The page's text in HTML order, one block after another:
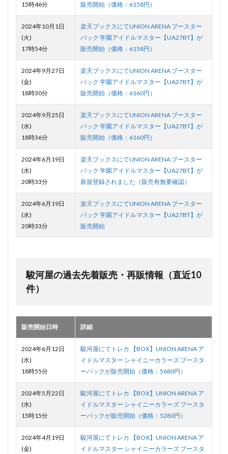
15時46分
販売開始（価格：6158円）
2024年10月1日
(火)
17時54分
楽天ブックスにてUNION ARENA ブースター
パック 学園アイドルマスター【UA27BT】が
販売開始（価格：6158円）
2024年9月27日
(金)
18時30分
楽天ブックスにてUNION ARENA ブースター
パック 学園アイドルマスター【UA27BT】が
販売開始（価格：6160円）
2024年9月25日
(水)
18時36分
楽天ブックスにてUNION ARENA ブースター
パック 学園アイドルマスター【UA27BT】が
販売開始（価格：6160円）
2024年6月19日
(水)
20時33分
楽天ブックスにてUNION ARENA ブースター
パック 学園アイドルマスター【UA27BT】が
新規登録されました（販売有無要確認）
2024年6月19日
(水)
20時33分
楽天ブックスにてUNION ARENA ブースター
パック 学園アイドルマスター【UA27BT】が
販売開始
駿河屋の過去先着販売・再販情報（直近10
件）
販売開始日時 詳細
2024年6月12日
(水)
18時55分
駿河屋にてトレカ 【BOX】UNION ARENA ア
イドルマスター シャイニーカラーズ ブースタ
ーパックが販売開始（価格：5680円）
2024年5月22日
(水)
15時15分
駿河屋にてトレカ 【BOX】UNION ARENA ア
イドルマスター シャイニーカラーズ ブースタ
ーパックが販売開始（価格：5280円）
2024年4月19日
(金)
駿河屋にてトレカ 【BOX】UNION ARENA ア
イドルマスター シャイニーカラーズ ブースタ